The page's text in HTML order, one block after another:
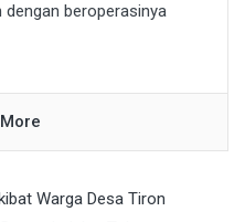
dengan beroperasinya